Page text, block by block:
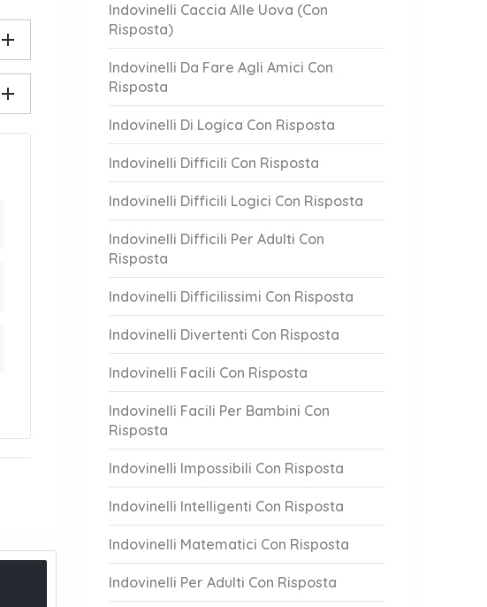
Indovinelli Caccia Alle Uova (Con
Risposta)
Indovinelli Da Fare Agli Amici Con
Risposta
Indovinelli Di Logica Con Risposta
Indovinelli Difficili Con Risposta
Indovinelli Difficili Logici Con Risposta
Indovinelli Difficili Per Adulti Con
Risposta
Indovinelli Difficilissimi Con Risposta
Indovinelli Divertenti Con Risposta
Indovinelli Facili Con Risposta
Indovinelli Facili Per Bambini Con
Risposta
Indovinelli Impossibili Con Risposta
Indovinelli Intelligenti Con Risposta
Indovinelli Matematici Con Risposta
Indovinelli Per Adulti Con Risposta